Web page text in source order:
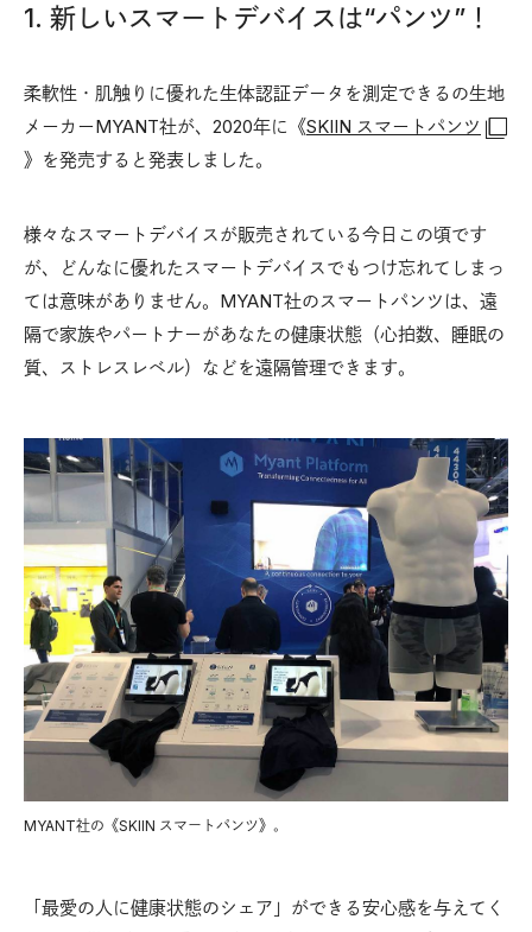
1. 新しいスマートデバイスは“パンツ”！
柔軟性・肌触りに優れた生体認証データを測定できるの生地
メーカーMYANT社が、2020年に《SKIIN スマートパンツ
》を発売すると発表しました。
様々なスマートデバイスが販売されている今日この頃です
が、どんなに優れたスマートデバイスでもつけ忘れてしまっ
ては意味がありません。MYANT社のスマートパンツは、遠
隔で家族やパートナーがあなたの健康状態（心拍数、睡眠の
質、ストレスレベル）などを遠隔管理できます。
MYANT社の《SKIIN スマートパンツ》。
「最愛の人に健康状態のシェア」ができる安心感を与えてく